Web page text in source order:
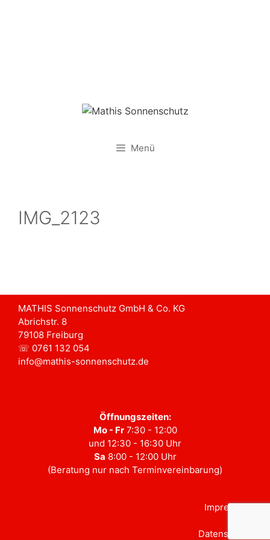
Menü
IMG_2123
MATHIS Sonnenschutz GmbH & Co. KG
Abrichstr. 8
79108 Freiburg
☏ 0761 132 054
info@mathis-sonnenschutz.de
Öffnungszeiten:
Mo - Fr7:30 - 12:00
und 12:30 - 16:30 Uhr
Sa 8:00 - 12:00 Uhr
(Beratung nur nach Terminvereinbarung)
Impressum
Datenschutz